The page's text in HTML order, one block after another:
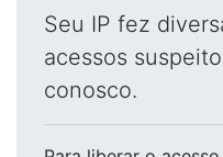
Seu IP fez
acessos
conosco.